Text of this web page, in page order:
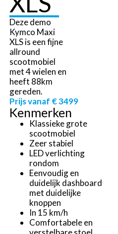
Deze demo
Kymco Maxi
XLS is een fijne
allround
scootmobiel
met 4 wielen en
heeft 88km
gereden.
Prijs vanaf € 3499
Kenmerken
Klassieke grote
scootmobiel
Zeer stabiel
LED verlichting
rondom
Eenvoudig en
duidelijk dashboard
met duidelijke
knoppen
In 15 km/h
Comfortabele en